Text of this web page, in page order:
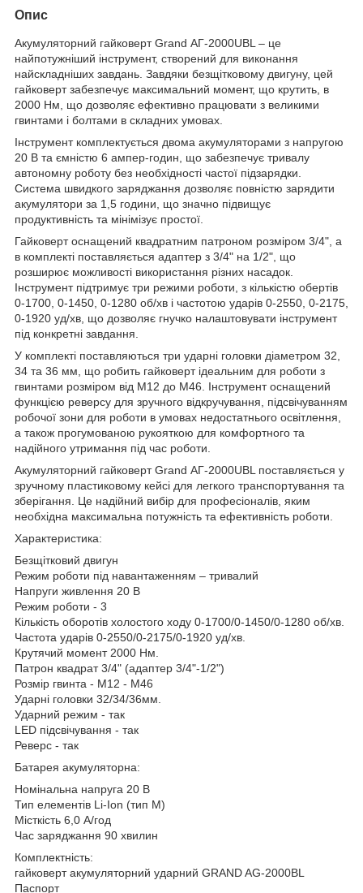
Опис
Акумуляторний гайковерт Grand АГ-2000UBL – це
найпотужніший інструмент, створений для виконання
найскладніших завдань. Завдяки безщітковому двигуну, цей
гайковерт забезпечує максимальний момент, що крутить, в
2000 Нм, що дозволяє ефективно працювати з великими
гвинтами і болтами в складних умовах.
Інструмент комплектується двома акумуляторами з напругою
20 В та ємністю 6 ампер-годин, що забезпечує тривалу
автономну роботу без необхідності частої підзарядки.
Система швидкого заряджання дозволяє повністю зарядити
акумулятори за 1,5 години, що значно підвищує
продуктивність та мінімізує простої.
Гайковерт оснащений квадратним патроном розміром 3/4", а
в комплекті поставляється адаптер з 3/4" на 1/2", що
розширює можливості використання різних насадок.
Інструмент підтримує три режими роботи, з кількістю обертів
0-1700, 0-1450, 0-1280 об/хв і частотою ударів 0-2550, 0-2175,
0-1920 уд/хв, що дозволяє гнучко налаштовувати інструмент
під конкретні завдання.
У комплекті поставляються три ударні головки діаметром 32,
34 та 36 мм, що робить гайковерт ідеальним для роботи з
гвинтами розміром від М12 до М46. Інструмент оснащений
функцією реверсу для зручного відкручування, підсвічуванням
робочої зони для роботи в умовах недостатнього освітлення,
а також прогумованою рукояткою для комфортного та
надійного утримання під час роботи.
Акумуляторний гайковерт Grand АГ-2000UBL поставляється у
зручному пластиковому кейсі для легкого транспортування та
зберігання. Це надійний вибір для професіоналів, яким
необхідна максимальна потужність та ефективність роботи.
Характеристика:
Безщітковий двигун
Режим роботи під навантаженням – тривалий
Напруги живлення 20 В
Режим роботи - 3
Кількість оборотів холостого ходу 0-1700/0-1450/0-1280 об/хв.
Частота ударів 0-2550/0-2175/0-1920 уд/хв.
Крутячий момент 2000 Нм.
Патрон квадрат 3/4" (адаптер 3/4"-1/2")
Розмір гвинта - М12 - М46
Ударні головки 32/34/36мм.
Ударний режим - так
LED підсвічування - так
Реверс - так
Батарея акумуляторна:
Номінальна напруга 20 В
Тип елементів Li-Ion (тип М)
Місткість 6,0 А/год
Час заряджання 90 хвилин
Комплектність:
гайковерт акумуляторний ударний GRAND AG-2000BL
Паспорт